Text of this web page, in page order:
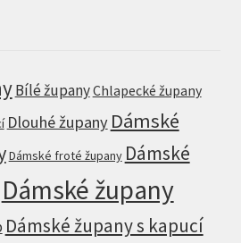
Bílé županyChlapecké župany
Dlouhé župany Dámské
Dámské froté župany Dámské
Dámské župany
Dámské župany s kapucí